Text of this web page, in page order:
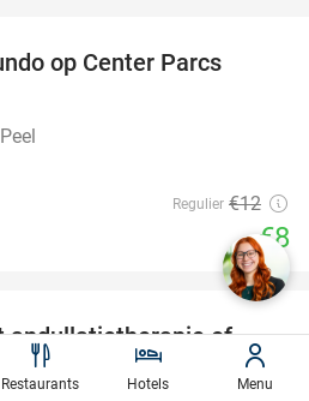
op Center Parcs
Regulier €12
€8
61%
favorite_border
andullatietherapie of -
of-
Restaurants Hotels Menu